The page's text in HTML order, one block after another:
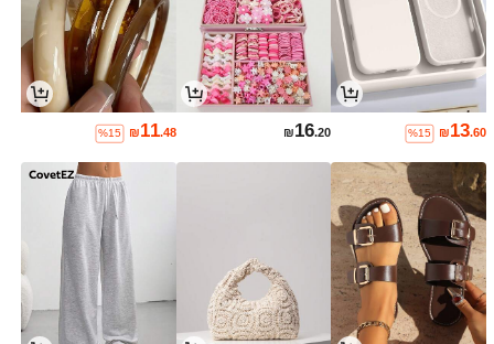
₪13.60
%15
₪16.20
₪11.48
%15